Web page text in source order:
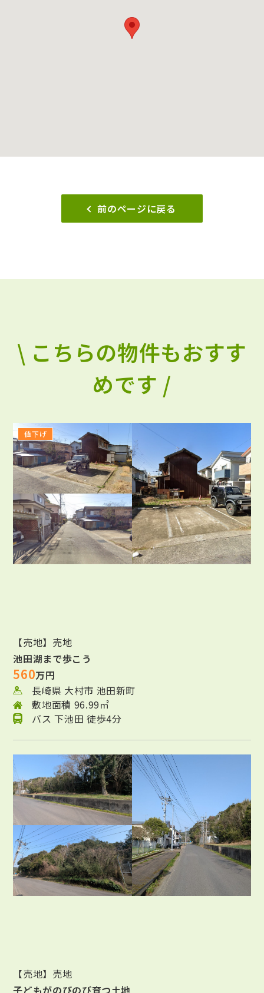
前のページに戻る
\ こちらの物件もおすす
めです /
値下げ
【売地】売地
池田湖まで歩こう
560万円
長崎県 大村市 池田新町
敷地面積 96.99㎡
バス 下池田 徒歩4分
【売地】売地
子どもがのびのび育つ土地